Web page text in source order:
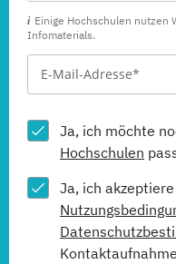
Einige Hochschulen nutzen
Infomaterials.
Ja, ich möchte
Hochschulen
Ja, ich